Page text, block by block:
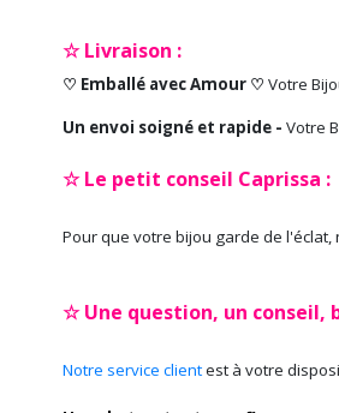
☆ Livraison :
♡ Emballé avec Amour ♡ Votre
Un envoi soigné et rapide - Votre
☆ Le petit conseil Caprissa :
Pour que votre bijou garde de
☆ Une question, un conseil,
Notre service clientest à votre